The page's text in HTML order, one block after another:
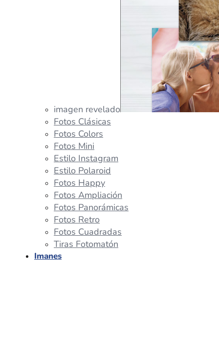
imagen revelado
Fotos Clásicas
Fotos Colors
Fotos Mini
Estilo Instagram
Estilo Polaroid
Fotos Happy
Fotos Ampliación
Fotos Panorámicas
Fotos Retro
Fotos Cuadradas
Tiras Fotomatón
Imanes